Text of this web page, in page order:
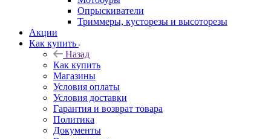
Опрыскиватели
Триммеры, кусторезы и высоторезы
Акции
Как купить
Назад
Как купить
Магазины
Условия оплаты
Условия доставки
Гарантия и возврат товара
Политика
Документы